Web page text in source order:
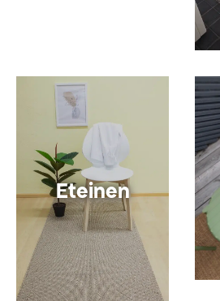
Eteinen